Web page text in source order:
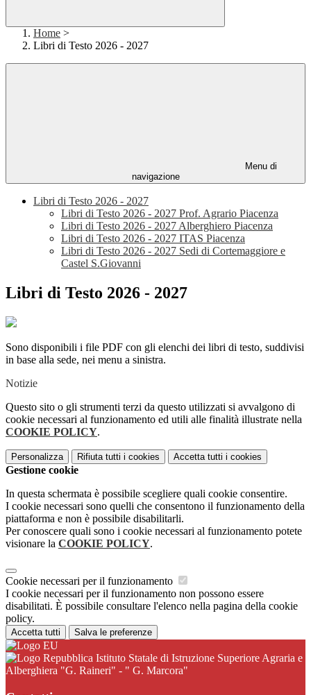
Home >
Libri di Testo 2026 - 2027
Menu di
navigazione
Libri di Testo 2026 - 2027
Libri di Testo 2026 - 2027 Prof. Agrario Piacenza
Libri di Testo 2026 - 2027 Alberghiero Piacenza
Libri di Testo 2026 - 2027 ITAS Piacenza
Libri di Testo 2026 - 2027 Sedi di Cortemaggiore e
Castel S.Giovanni
Libri di Testo 2026 - 2027
Sono disponibili i file PDF con gli elenchi dei libri di testo, suddivisi
in base alla sede, nei menu a sinistra.
Notizie
Questo sito o gli strumenti terzi da questo utilizzati si avvalgono di
cookie necessari al funzionamento ed utili alle finalità illustrate nella
COOKIE POLICY.
Personalizza Rifiuta tutti i cookies Accetta tutti i cookies
Gestione cookie
In questa schermata è possibile scegliere quali cookie consentire.
I cookie necessari sono quelli che consentono il funzionamento della
piattaforma e non è possibile disabilitarli.
Per conoscere quali sono i cookie necessari al funzionamento potete
visionare la COOKIE POLICY.
Cookie necessari per il funzionamento
I cookie necessari per il funzionamento non possono essere
disabilitati. È possibile consultare l'elenco nella pagina della cookie
policy.
Accetta tutti Salva le preferenze
Istituto Statale di Istruzione Superiore Agraria e
Alberghiera "G. Raineri" - " G. Marcora"